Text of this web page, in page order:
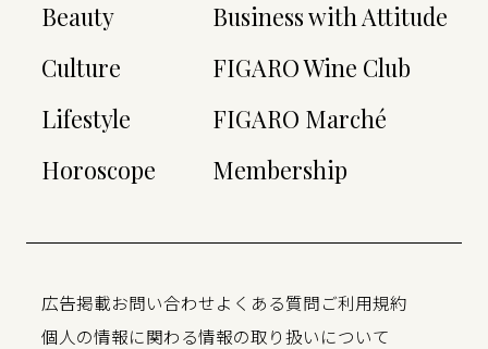
Beauty
Culture
Lifestyle
Horoscope
Business with Attitude
FIGARO Wine Club
FIGARO Marché
Membership
広告掲載お問い合わせよくある質問ご利用規約
個人の情報に関わる情報の取り扱いについて